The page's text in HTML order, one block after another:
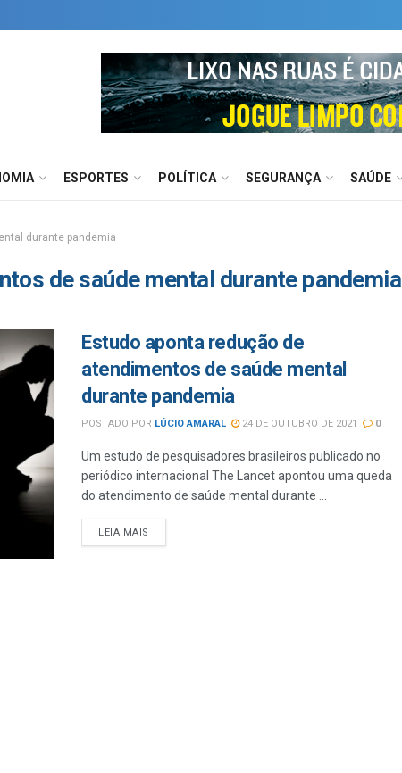
ESPORTES POLÍTICA SEGURANÇA SAÚDE
durante pandemia
de saúde mental durante pandemia
Estudo aponta redução de
atendimentos de saúde mental
durante pandemia
POSTADO POR LÚCIO AMARAL 24 DE OUTUBRO DE 2021 0
Um estudo de pesquisadores brasileiros publicado no
periódico internacional The Lancet apontou uma queda
do atendimento de saúde mental durante ...
LEIA MAIS